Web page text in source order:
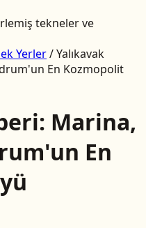
Yerler/Yalıkavak
En Kozmopolit
Marina,
En